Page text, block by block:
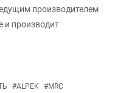
производителем
и производит
#ALPEK #MRC